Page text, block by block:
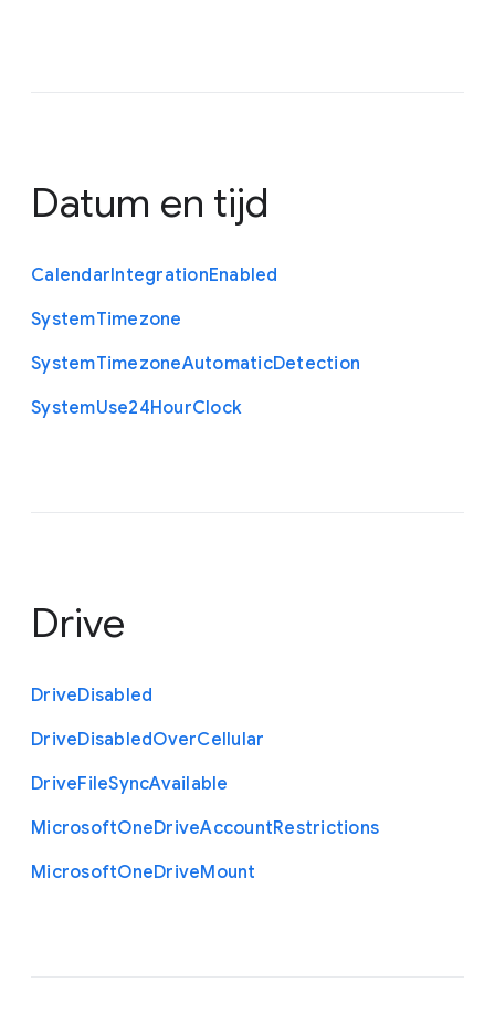
Datum en tijd
CalendarIntegrationEnabled
SystemTimezone
SystemTimezoneAutomaticDetection
SystemUse24HourClock
Drive
DriveDisabled
DriveDisabledOverCellular
DriveFileSyncAvailable
MicrosoftOneDriveAccountRestrictions
MicrosoftOneDriveMount